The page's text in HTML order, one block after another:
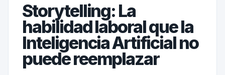
Storytelling: La
habilidad laboral que la
Inteligencia Artificial no
puede reemplazar